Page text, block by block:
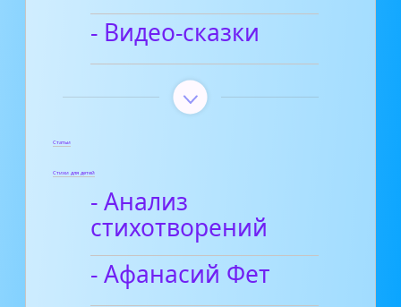
- Видео-сказки
Статьи
Стихи для детей
- Анализ
стихотворений
- Афанасий Фет